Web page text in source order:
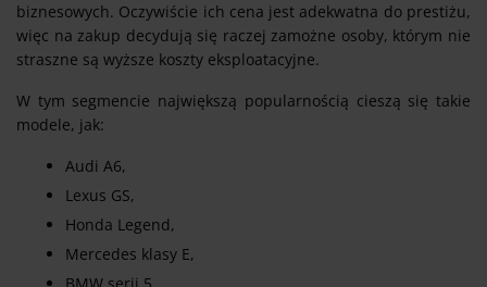
biznesowych. Oczywiście ich cena jest adekwatna do prestiżu,
więc na zakup decydują się raczej zamożne osoby, którym nie
straszne są wyższe koszty eksploatacyjne.
W tym segmencie największą popularnością cieszą się takie
modele, jak:
Audi A6,
Lexus GS,
Honda Legend,
Mercedes klasy E,